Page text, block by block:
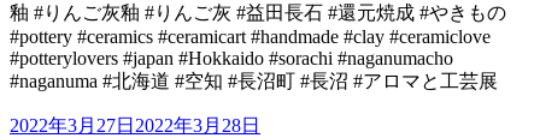
釉 #りんご灰釉 #りんご灰 #益田長石 #還元焼成 #やきもの
#pottery #ceramics #ceramicart #handmade #clay #ceramiclove
#potterylovers #japan #Hokkaido #sorachi #naganumacho
#naganuma #北海道 #空知 #長沼町 #長沼 #アロマと工芸展
投
2022年3月27日 2022年3月28日